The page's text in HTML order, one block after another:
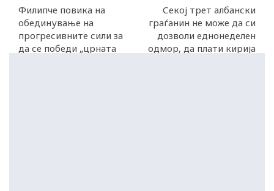
Филипче повика на
обединување на
прогресивните сили за
да се победи „црната
Секој трет албански
граѓанин не може да си
дозволи еднонеделен
одмор, да плати кирија